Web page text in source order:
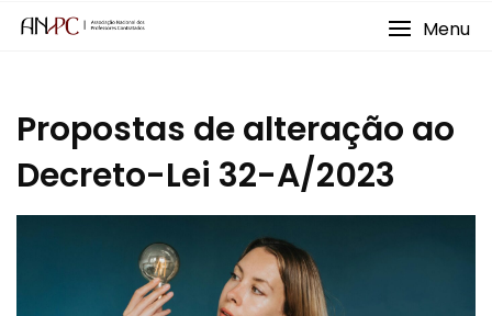
Menu
Propostas de alteração ao
Decreto-Lei 32-A/2023